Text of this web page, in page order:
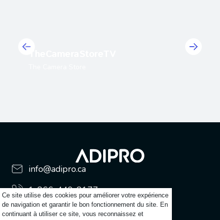
info@adipro.ca
1-866-449-8177
Produits
Ce site utilise des cookies pour améliorer votre expérience
de navigation et garantir le bon fonctionnement du site. En
continuant à utiliser ce site, vous reconnaissez et